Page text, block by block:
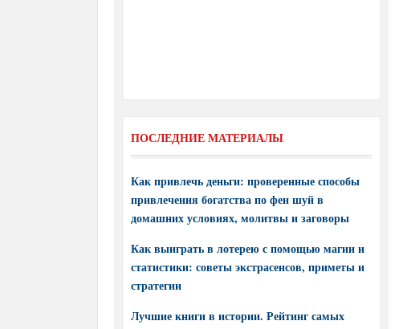
ПОСЛЕДНИЕ МАТЕРИАЛЫ
Как привлечь деньги: проверенные способы
привлечения богатства по фен шуй в
домашних условиях, молитвы и заговоры
Как выиграть в лотерею с помощью магии и
статистики: советы экстрасенсов, приметы и
стратегии
Лучшие книги в истории. Рейтинг самых